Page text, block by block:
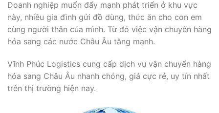
Doanh nghiệp muốn đẩy mạnh phát triển ở khu vực
này, nhiều gia đình gửi đồ dùng, thức ăn cho con em
cùng người thân của mình. Từ đó việc vận chuyển hàng
hóa sang các nước Châu Âu tăng mạnh.
Vĩnh Phúc Logistics cung cấp dịch vụ vận chuyển hàng
hóa sang Châu Âu nhanh chóng, giá cực rẻ, uy tín nhất
trên thị trường hiện nay.